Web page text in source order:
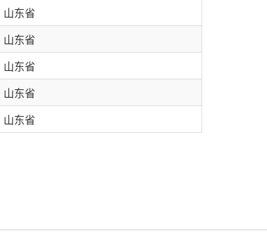
山东省
山东省
山东省
山东省
山东省